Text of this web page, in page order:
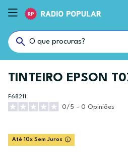
TINTEIRO EPSON
F68211
0/5 - 0 Opiniões
Até 10x Sem Juros